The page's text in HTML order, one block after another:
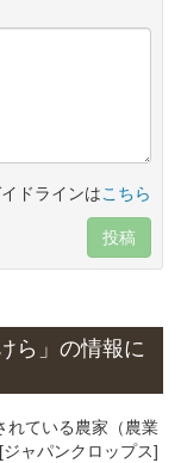
ドラインはこちら
投稿
ら」の情報に
れている農家（農業
ャパンクロップス]